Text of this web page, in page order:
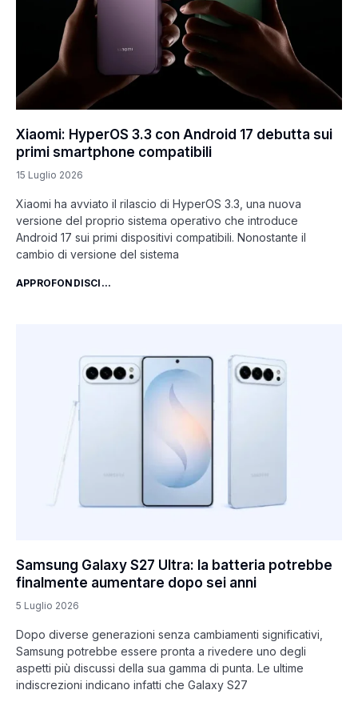
Xiaomi: HyperOS 3.3 con Android 17 debutta sui
primi smartphone compatibili
15 Luglio 2026
Xiaomi ha avviato il rilascio di HyperOS 3.3, una nuova
versione del proprio sistema operativo che introduce
Android 17 sui primi dispositivi compatibili. Nonostante il
cambio di versione del sistema
APPROFONDISCI...
Samsung Galaxy S27 Ultra: la batteria potrebbe
finalmente aumentare dopo sei anni
5 Luglio 2026
Dopo diverse generazioni senza cambiamenti significativi,
Samsung potrebbe essere pronta a rivedere uno degli
aspetti più discussi della sua gamma di punta. Le ultime
indiscrezioni indicano infatti che Galaxy S27